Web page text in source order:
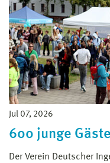
Jul 07, 2026
600 junge
Der Verein Deutscher